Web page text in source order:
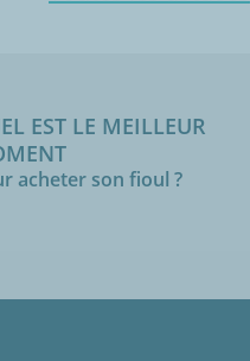
EST LE MEILLEUR
acheter son fioul ?